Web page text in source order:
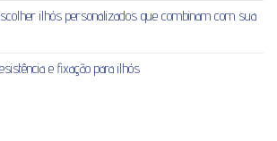
ilhós personalizados que combinam com sua
e fixação para ilhós